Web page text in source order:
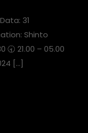
31
Shinto
🕣 21.00 – 05.00
[…]